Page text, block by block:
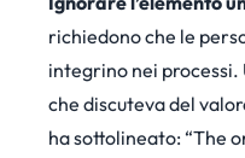
richiedono che le
integrino nei processi.
che discuteva del
ha sottolineato: “The